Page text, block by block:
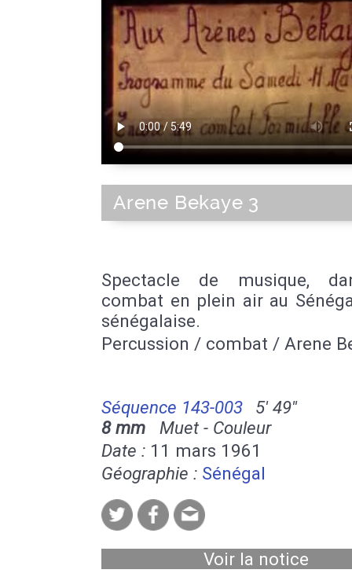
Arene Bekaye 3
Spectacle de musique,
combat en plein air au
sénégalaise.
Percussion / combat / Arene
Séquence 143-003
5' 49''
8 mm Muet - Couleur
Date : 11 mars 1961
Géographie : Sénégal
Voir la notice